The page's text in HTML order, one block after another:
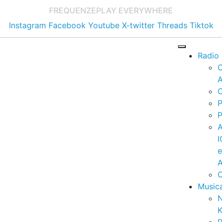
FREQUENZEPLAY EVERYWHERE
Instagram Facebook Youtube X-twitter Threads Tiktok
Radio
e